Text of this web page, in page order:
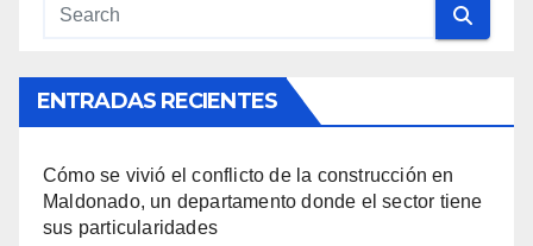
ENTRADAS RECIENTES
Cómo se vivió el conflicto de la construcción en
Maldonado, un departamento donde el sector tiene
sus particularidades